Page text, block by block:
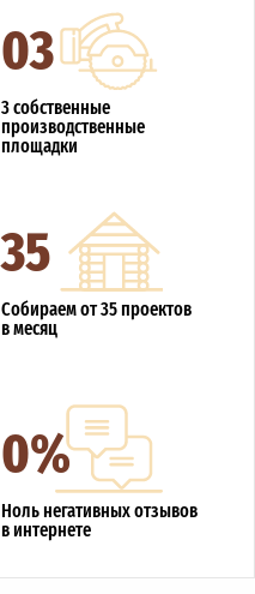
03
3 собственные
производственные
площадки
35
Собираем от 35 проектов
в месяц
0%
Ноль негативных отзывов
в интернете